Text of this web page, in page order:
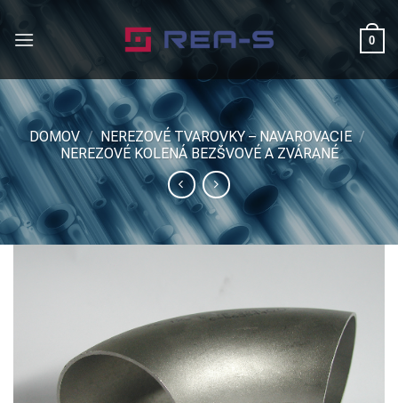
0
DOMOV / NEREZOVÉ TVAROVKY – NAVAROVACIE /
NEREZOVÉ KOLENÁ BEZŠVOVÉ A ZVÁRANÉ